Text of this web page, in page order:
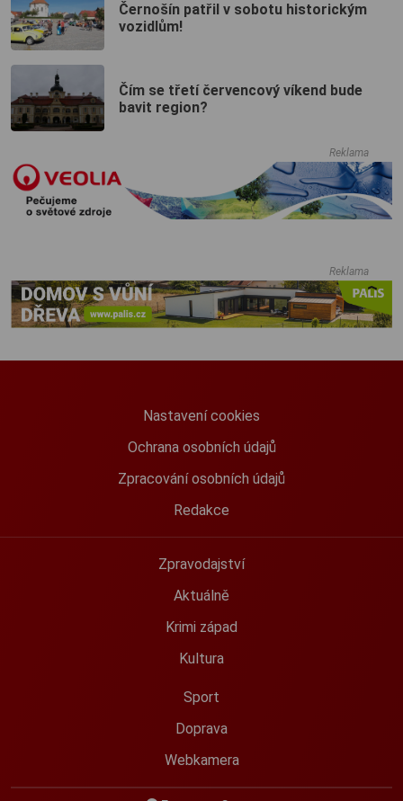
Černošín patřil v sobotu historickým
vozidlům!
Čím se třetí červencový víkend bude
bavit region?
Reklama
Reklama
Nastavení cookies
Ochrana osobních údajů
Zpracování osobních údajů
Redakce
Zpravodajství
Aktuálně
Krimi západ
Kultura
Sport
Doprava
Webkamera